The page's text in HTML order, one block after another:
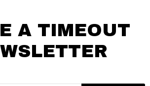
A TIMEOUT